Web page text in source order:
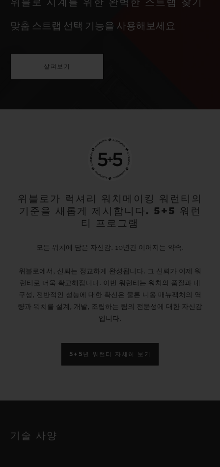
위블로 시계를 위한 완벽한 스트랩 찾기
맞춤 스트랩 선택 기능을 사용해보세요
살펴보기
위블로가 럭셔리 워치메이킹 워런티의
기준을 새롭게 제시합니다. 5+5 워런
티 프로그램
모든 워치에 담은 자신감. 10년간 이어지는 약속.
위블로에서, 신뢰는 정교하게 완성됩니다. 그 신뢰가 이제 워
런티로 더욱 확고해집니다. 이번 워런티는 워치의 품질과 내
구성, 전반적인 성능에 대한 확신은 물론 니옹 매뉴팩처의 역
량과 워치를 설계, 개발, 조립하는 팀의 전문성에 대한 자신감
입니다.
5+5년 워런티 자세히 보기
기술 사양